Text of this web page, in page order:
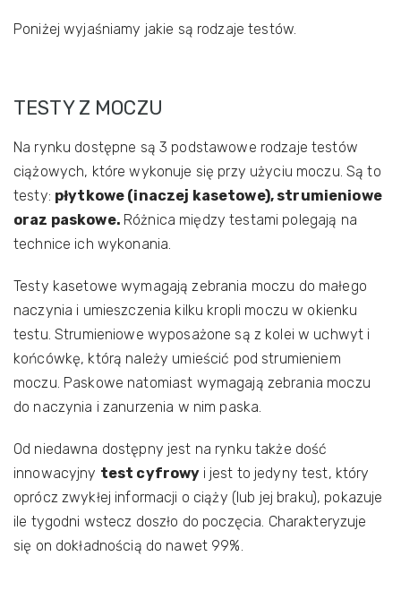
Poniżej wyjaśniamy jakie są rodzaje testów.
TESTY Z MOCZU
Na rynku dostępne są 3 podstawowe rodzaje testów
ciążowych, które wykonuje się przy użyciu moczu. Są to
testy: płytkowe (inaczej kasetowe), strumieniowe
oraz paskowe. Różnica między testami polegają na
technice ich wykonania.
Testy kasetowe wymagają zebrania moczu do małego
naczynia i umieszczenia kilku kropli moczu w okienku
testu. Strumieniowe wyposażone są z kolei w uchwyt i
końcówkę, którą należy umieścić pod strumieniem
moczu. Paskowe natomiast wymagają zebrania moczu
do naczynia i zanurzenia w nim paska.
Od niedawna dostępny jest na rynku także dość
innowacyjny test cyfrowy i jest to jedyny test, który
oprócz zwykłej informacji o ciąży (lub jej braku), pokazuje
ile tygodni wstecz doszło do poczęcia. Charakteryzuje
się on dokładnością do nawet 99%.